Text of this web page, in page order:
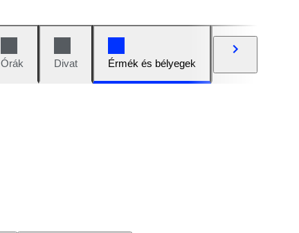
Órák Divat Érmék és bélyegek